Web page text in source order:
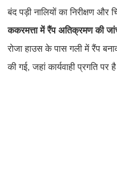
बंद पड़ी नालियों का निरीक्षण और
ककरमत्ता में रैंप अतिक्रमण की
रोजा हाउस के पास गली में रैंप
की गई, जहां कार्यवाही प्रगति पर